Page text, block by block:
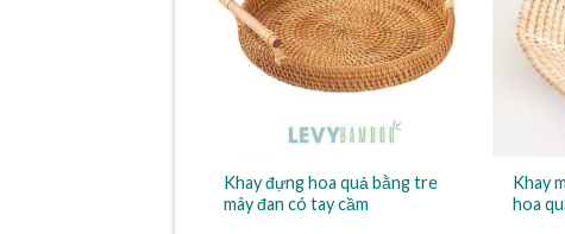
Khay đựng hoa quả bằng tre
mây đan có tay cầm
Khay
hoa